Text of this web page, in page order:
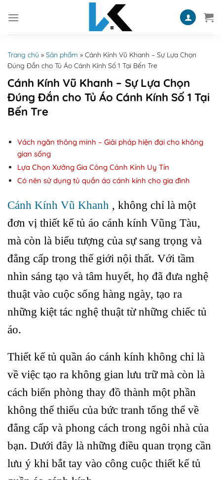
Trang chủ » Sản phẩm » Cánh Kính Vũ Khanh – Sự Lựa Chọn
Đúng Đắn cho Tủ Áo Cánh Kính Số 1 Tại Bến Tre
Cánh Kính Vũ Khanh – Sự Lựa Chọn
Đúng Đắn cho Tủ Áo Cánh Kính Số 1 Tại
Bến Tre
Vách ngăn thông minh – Giải pháp hiện đại cho không
gian sống
Lựa Chọn Xưởng Gia Công Cánh Kính Uy Tín
Có nên sử dụng tủ quần áo cánh kính cho gia đình
Cánh Kính Vũ Khanh , không chỉ là một
đơn vị thiết kế tủ áo cánh kính Vũng Tàu,
mà còn là biểu tượng của sự sang trọng và
đẳng cấp trong thế giới nội thất. Với tầm
nhìn sáng tạo và tâm huyết, họ đã đưa nghệ
thuật vào cuộc sống hàng ngày, tạo ra
những kiệt tác nghệ thuật từ những chiếc tủ
áo.
Thiết kế tủ quần áo cánh kính không chỉ là
về việc tạo ra không gian lưu trữ mà còn là
cách biến phòng thay đồ thành một phần
không thể thiếu của bức tranh tổng thể về
đẳng cấp và phong cách trong ngôi nhà của
bạn. Dưới đây là những điều quan trọng cần
lưu ý khi bắt tay vào công cuộc thiết kế tủ